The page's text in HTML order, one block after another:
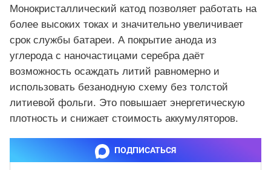
Монокристаллический катод позволяет работать на
более высоких токах и значительно увеличивает
срок службы батареи. А покрытие анода из
углерода с наночастицами серебра даёт
возможность осаждать литий равномерно и
использовать безанодную схему без толстой
литиевой фольги. Это повышает энергетическую
плотность и снижает стоимость аккумуляторов.
ПОДПИСАТЬСЯ